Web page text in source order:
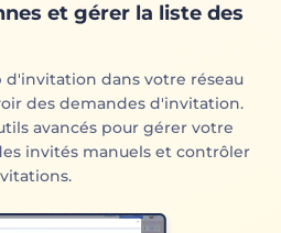
et gérer la liste des
d'invitation dans votre réseau
des demandes d'invitation.
avancés pour gérer votre
invités manuels et contrôler